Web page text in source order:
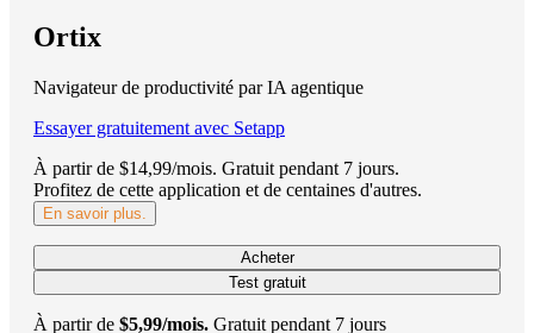
Ortix
Navigateur de productivité par IA agentique
Essayer gratuitement avec Setapp
À partir de $14,99/mois. Gratuit pendant 7 jours.
Profitez de cette application et de centaines d'autres.
En savoir plus.
Acheter
Test gratuit
À partir de $5,99/mois. Gratuit pendant 7 jours